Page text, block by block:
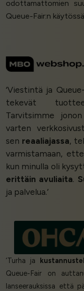
odottamattomien
Queue-Fair:n käytössä
‘Viestintä ja
tekevät
Tarvitsimme
varten
sen reaaliajassa,
varmistamaan,
kun minulla oli
erittäin avuliaita.
ja palvelua.’
‘Turha ja
Queue-Fair on
lanseerauksissa että